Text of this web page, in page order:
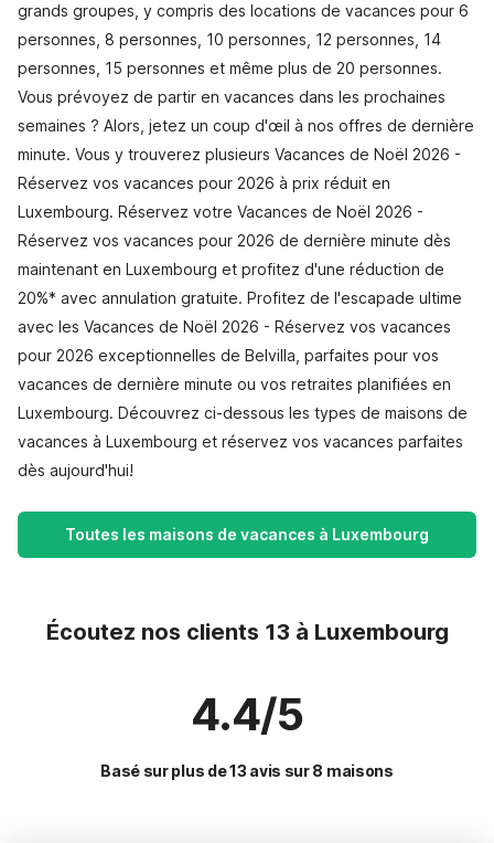
grands groupes, y compris des locations de vacances pour 6
personnes, 8 personnes, 10 personnes, 12 personnes, 14
personnes, 15 personnes et même plus de 20 personnes.
Vous prévoyez de partir en vacances dans les prochaines
semaines ? Alors, jetez un coup d'œil à nos offres de dernière
minute. Vous y trouverez plusieurs Vacances de Noël 2026 -
Réservez vos vacances pour 2026 à prix réduit en
Luxembourg. Réservez votre Vacances de Noël 2026 -
Réservez vos vacances pour 2026 de dernière minute dès
maintenant en Luxembourg et profitez d'une réduction de
20%* avec annulation gratuite. Profitez de l'escapade ultime
avec les Vacances de Noël 2026 - Réservez vos vacances
pour 2026 exceptionnelles de Belvilla, parfaites pour vos
vacances de dernière minute ou vos retraites planifiées en
Luxembourg. Découvrez ci-dessous les types de maisons de
vacances à Luxembourg et réservez vos vacances parfaites
dès aujourd'hui!
Toutes les maisons de vacances à Luxembourg
Écoutez nos clients 13 à Luxembourg
4.4/5
Basé sur plus de 13 avis sur 8 maisons